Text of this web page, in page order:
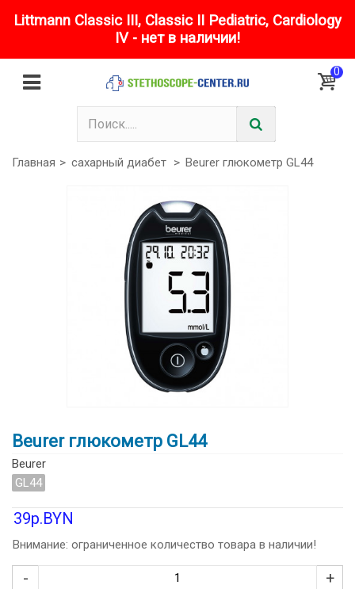
Littmann Classic III, Classic II Pediatric, Cardiology
IV - нет в наличии!
0
Главная > сахарный диабет > Beurer глюкометр GL44
Beurer глюкометр GL44
Beurer
GL44
39р.BYN
Внимание: ограниченное количество товара в наличии!
- +